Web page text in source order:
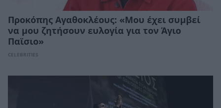
Προκόπης Αγαθοκλέους: «Μου έχει συμβεί
να μου ζητήσουν ευλογία για τον Άγιο
Παϊσιο»
CELEBRITIES